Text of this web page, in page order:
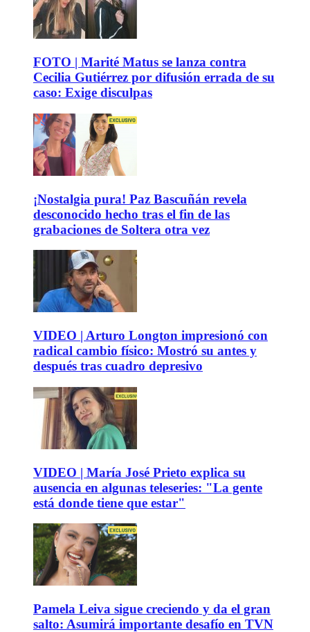
FOTO | Marité Matus se lanza contra
Cecilia Gutiérrez por difusión errada de su
caso: Exige disculpas
¡Nostalgia pura! Paz Bascuñán revela
desconocido hecho tras el fin de las
grabaciones de Soltera otra vez
VIDEO | Arturo Longton impresionó con
radical cambio físico: Mostró su antes y
después tras cuadro depresivo
VIDEO | María José Prieto explica su
ausencia en algunas teleseries: "La gente
está donde tiene que estar"
Pamela Leiva sigue creciendo y da el gran
salto: Asumirá importante desafío en TVN